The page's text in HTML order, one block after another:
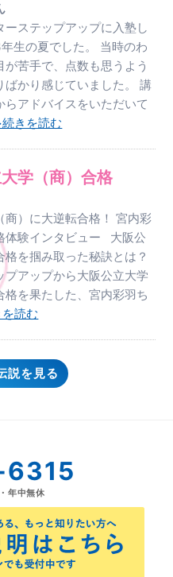
ーステップアップに入塾し
生の夏でした。 当時のわ
が苦手で、点数も思うよう
ばかり感じていました。 講
らアドバイスをいただいて
きを読む
学（商）合格
商）に大逆転合格！ 宮内彩
体験インタビュー 大阪公
格を掴み取った秘訣とは？
プアップから大阪公立大学
格を果たした、宮内彩羽ち
読む
説を見る
年中無休